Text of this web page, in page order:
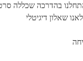
בהדרכה שכללה
שאלון דיגיטלי